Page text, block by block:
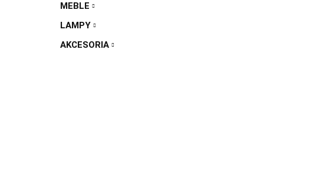
MEBLE
LAMPY
AKCESORIA